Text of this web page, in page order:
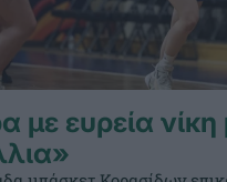
με ευρεία